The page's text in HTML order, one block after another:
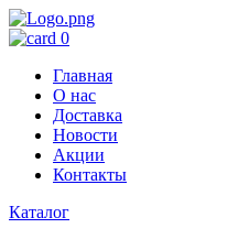
0
Главная
О нас
Доставка
Новости
Акции
Контакты
Каталог